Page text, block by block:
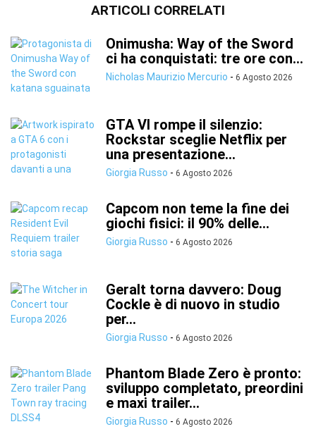
ARTICOLI CORRELATI
Onimusha: Way of the Sword
ci ha conquistati: tre ore con...
Nicholas Maurizio Mercurio - 6 Agosto 2026
GTA VI rompe il silenzio:
Rockstar sceglie Netflix per
una presentazione...
Giorgia Russo - 6 Agosto 2026
Capcom non teme la fine dei
giochi fisici: il 90% delle...
Giorgia Russo - 6 Agosto 2026
Geralt torna davvero: Doug
Cockle è di nuovo in studio
per...
Giorgia Russo - 6 Agosto 2026
Phantom Blade Zero è pronto:
sviluppo completato, preordini
e maxi trailer...
Giorgia Russo - 6 Agosto 2026